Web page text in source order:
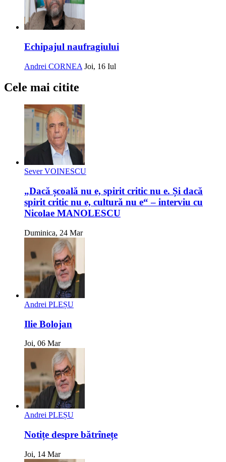
Echipajul naufragiului
Andrei CORNEA Joi, 16 Iul
Cele mai citite
Sever VOINESCU
„Dacă școală nu e, spirit critic nu e. Și dacă
spirit critic nu e, cultură nu e“ – interviu cu
Nicolae MANOLESCU
Duminica, 24 Mar
Andrei PLEȘU
Ilie Bolojan
Joi, 06 Mar
Andrei PLEȘU
Notițe despre bătrînețe
Joi, 14 Mar